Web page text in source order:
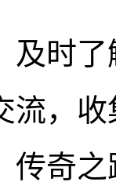
及时
流，
传奇